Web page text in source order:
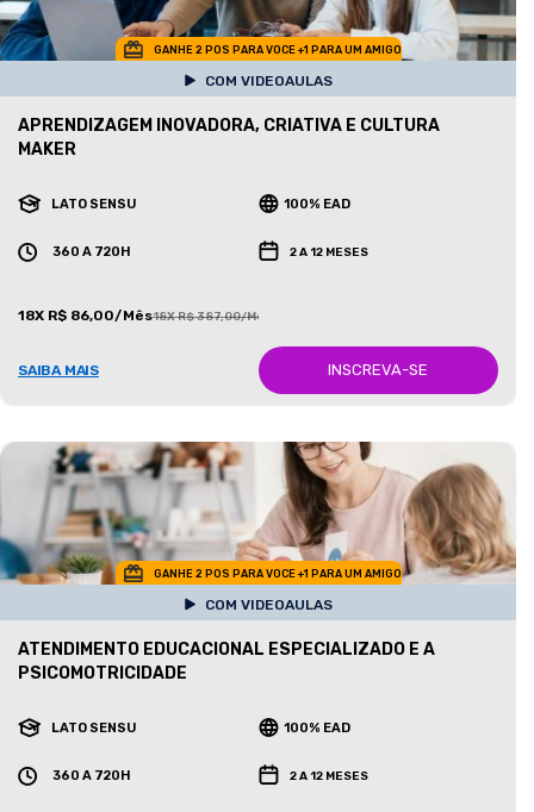
GANHE 2 POS PARA VOCE +1 PARA UM AMIGO
COM VIDEOAULAS
APRENDIZAGEM INOVADORA, CRIATIVA E CULTURA
MAKER
LATO SENSU 100% EAD
360 A 720H 2 A 12 MESES
18X R$ 86,00/Mês18X R$ 387,00/Mês
SAIBA MAIS INSCREVA-SE
GANHE 2 POS PARA VOCE +1 PARA UM AMIGO
COM VIDEOAULAS
ATENDIMENTO EDUCACIONAL ESPECIALIZADO E A
PSICOMOTRICIDADE
LATO SENSU 100% EAD
360 A 720H 2 A 12 MESES